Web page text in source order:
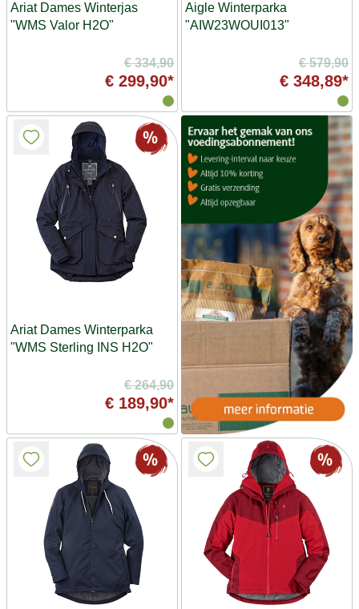
Ariat Dames Winterjas
"WMS Valor H2O"
€ 334,90
€ 299,90*
Aigle Winterparka
"AIW23WOUI013"
€ 579,90
€ 348,89*
Ariat Dames Winterparka
"WMS Sterling INS H2O"
€ 264,90
€ 189,90*